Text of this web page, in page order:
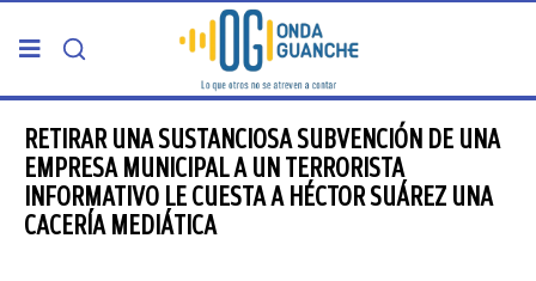
PORTADA
TELDE
RETIRAR UNA SUSTANCIOSA SUBVENCIÓN DE UNA
EMPRESA MUNICIPAL A UN TERRORISTA
INFORMATIVO LE CUESTA A HÉCTOR SUÁREZ UNA
CACERÍA MEDIÁTICA